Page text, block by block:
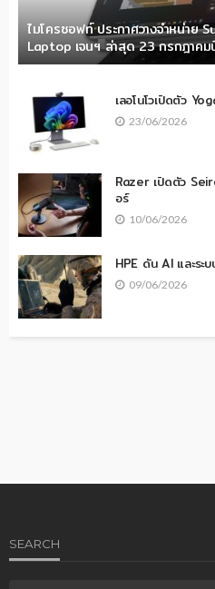
ไมโครซอฟท์ ประกาศวางจำหน่าย
Laptop เจนฯ ล่าสุด 23 กรกฎาคม
เลอโนโวเปิดตัว
23/06/2026
Razer เปิดตัว
อร์
10/06/2026
HPE ดัน AI และร
09/06/2026
SEARCH